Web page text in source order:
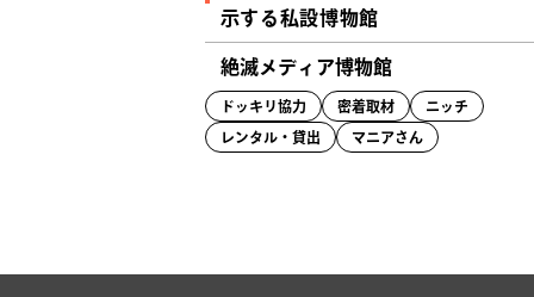
示する私設博物館
絶滅メディア博物館
ドッキリ協力 密着取材 ニッチ
レンタル・貸出 マニアさん